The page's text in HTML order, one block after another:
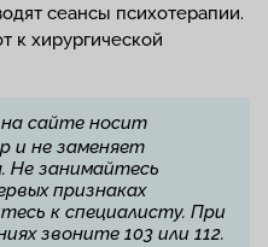
сеансы психотерапии.
к хирургической
сайте носит
и не заменяет
Не занимайтесь
признаках
к специалисту. При
звоните 103 или 112.